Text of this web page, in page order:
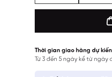
Thời gian giao hàng dự kiến
Từ 3 đến 5 ngày kể từ ngày